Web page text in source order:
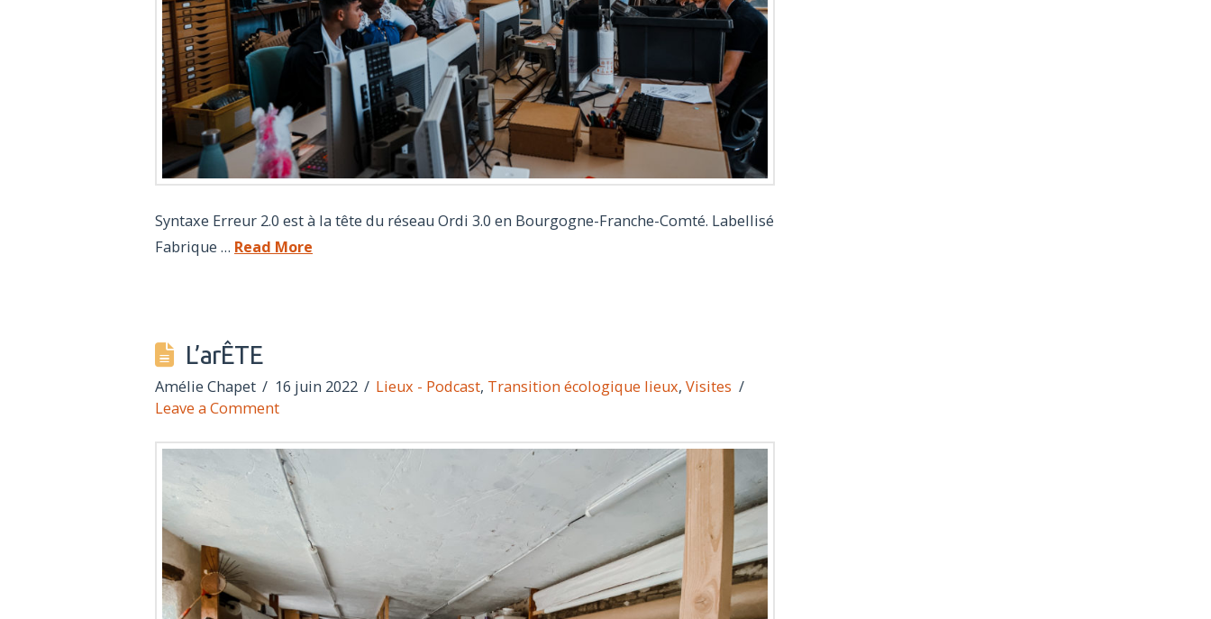
Syntaxe Erreur 2.0 est à la tête du réseau Ordi 3.0 en Bourgogne-Franche-Comté. Labellisé
Fabrique … Read More
L’arÊTE
Amélie Chapet 16 juin 2022 Lieux - Podcast, Transition écologique lieux,Visites
Leave a Comment